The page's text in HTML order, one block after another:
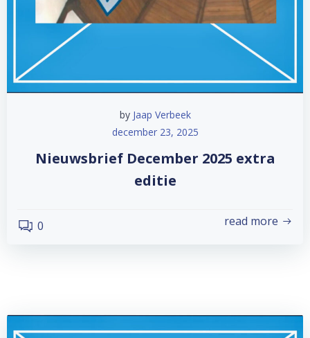
by Jaap Verbeek
december 23, 2025
Nieuwsbrief December 2025 extra
editie
0 read more